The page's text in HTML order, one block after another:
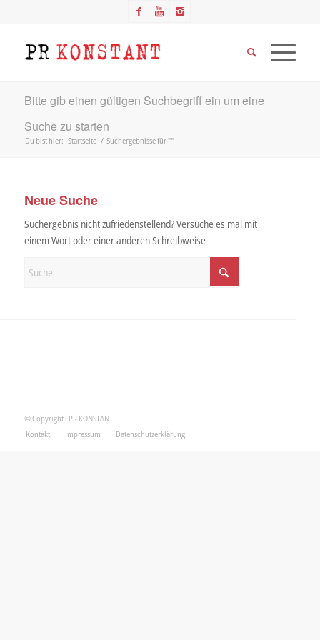
Bitte gib einen gültigen Suchbegriff ein um eine
Suche zu starten
Du bist hier: Startseite / Suchergebnisse für ""
Neue Suche
Suchergebnis nicht zufriedenstellend? Versuche es mal mit
einem Wort oder einer anderen Schreibweise
© Copyright - PR KONSTANT
Kontakt
Impressum Datenschutzerklärung